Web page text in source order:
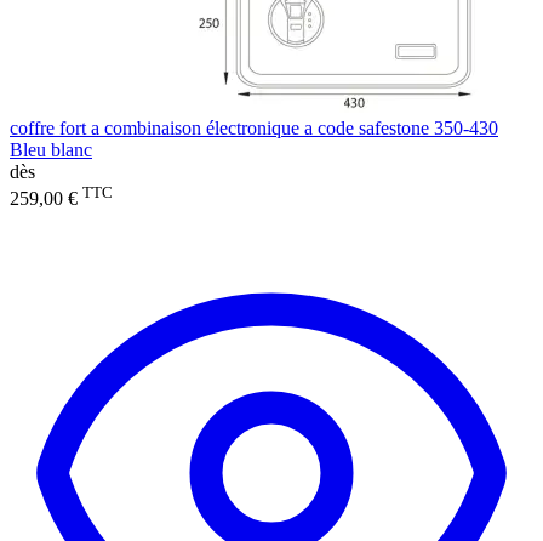
coffre fort a combinaison électronique a code safestone 350-430
Bleu blanc
dès
259,00 € TTC